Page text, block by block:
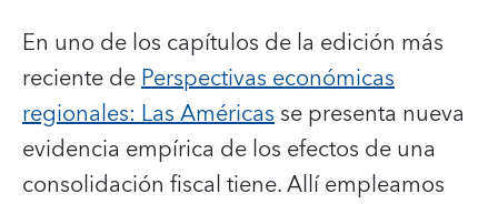
En uno de los capítulos de la edición más
reciente dePerspectivas económicas
regionales: Las Américasse presenta nueva
evidencia empírica de los efectos de una
consolidación fiscal tiene. Allí empleamos